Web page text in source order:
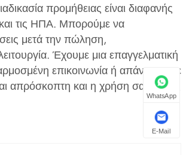
προμήθειας είναι διαφανής
τις ΗΠΑ. Μπορούμε να
μετά την πώληση,
Έχουμε μια επαγγελματική
επικοινωνία ή απάντηση σε
απρόσκοπτη και η χρήση σας χωρίς
WhatsApp
E-Mail